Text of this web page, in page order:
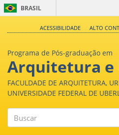
BRASIL
ACESSIBILIDADE ALTO
Programa de Pós-graduação em
Arquitetura e
FACULDADE DE ARQUITETURA,
UNIVERSIDADE FEDERAL DE